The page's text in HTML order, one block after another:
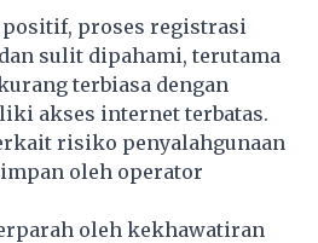
proses registrasi
sulit dipahami, terutama
terbiasa dengan
akses internet terbatas.
risiko penyalahgunaan
oleh operator
oleh kekhawatiran